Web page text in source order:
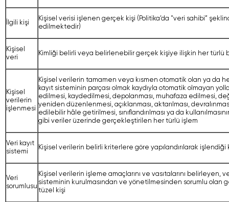
İlgili kişi
Kişisel verisi işlenen gerçek kişi (Politika’da "veri sahibi”
edilmektedir)
Kişisel
veri
Kimliği belirli veya belirlenebilir gerçek kişiye ilişkin her türlü
Kişisel
verilerin
işlenmesi
Kişisel verilerin tamamen veya kısmen otomatik olan ya da
kayıt sisteminin parçası olmak kaydıyla otomatik olmayan
edilmesi, kaydedilmesi, depolanması, muhafaza edilmesi,
yeniden düzenlenmesi, açıklanması, aktarılması,
edilebilir hâle getirilmesi, sınıflandırılması ya da
gibi veriler üzerinde gerçekleştirilen her türlü işlem
Veri kayıt
sistemi
Kişisel verilerin belirli kriterlere göre yapılandırılarak işlendiği
Veri
sorumlusu
Kişisel verilerin işleme amaçlarını ve vasıtalarını belirleyen,
sisteminin kurulmasından ve yönetilmesinden sorumlu olan
tüzel kişi